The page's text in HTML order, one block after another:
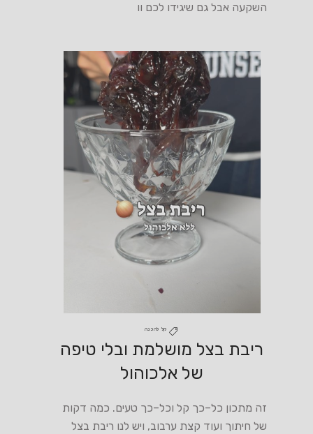
השקעה אבל גם שיגידו לכם וו
קל להכנה
ריבת בצל מושלמת ובלי טיפה
של אלכוהול
זה מתכון כל–כך קל וכל–כך טעים. כמה דקות
של חיתוך ועוד קצת ערבוב, ויש לנו ריבת בצל